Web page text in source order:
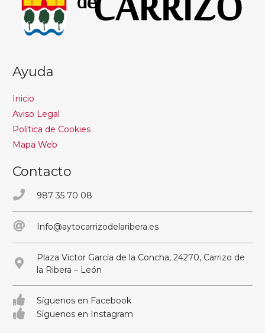
Ayuda
Inicio
Aviso Legal
Política de Cookies
Mapa Web
Contacto
987 35 70 08
Info@aytocarrizodelaribera.es
Plaza Victor García de la Concha, 24270, Carrizo de
la Ribera – León
Síguenos en Facebook
Síguenos en Instagram